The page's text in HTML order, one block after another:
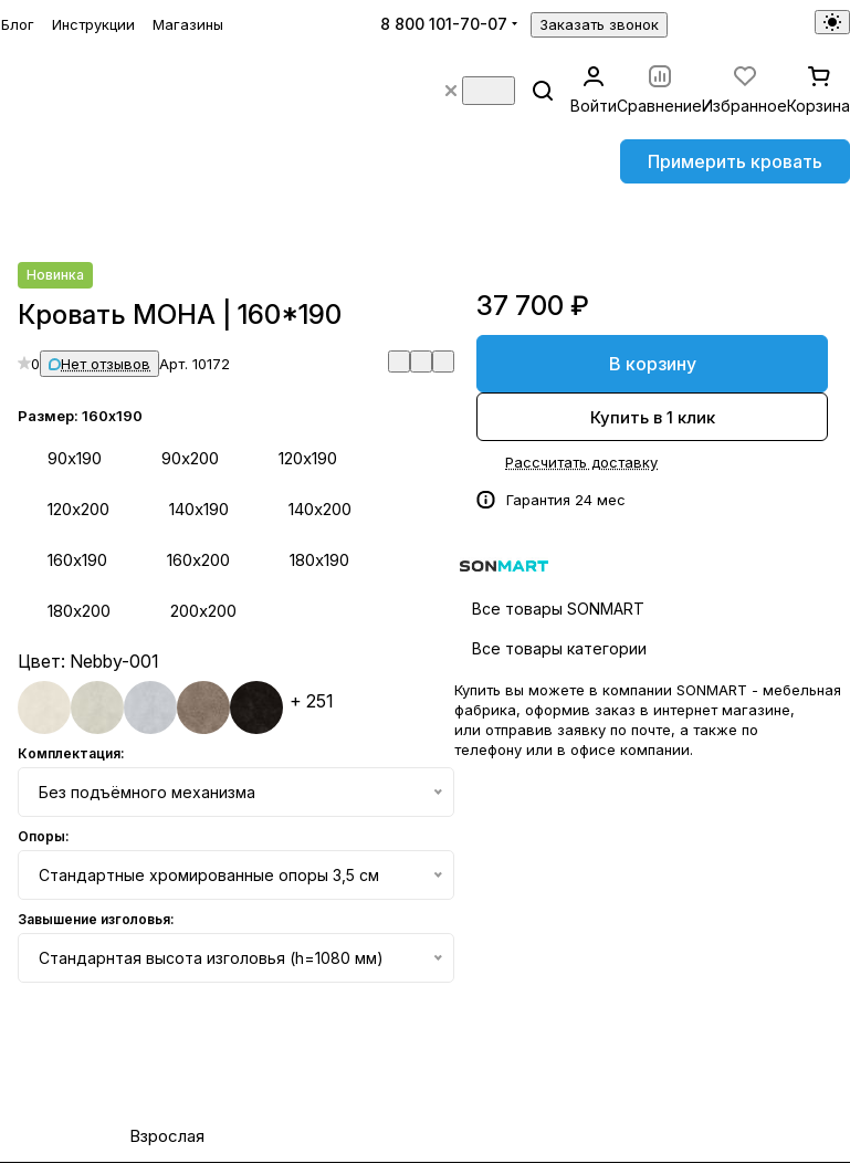
Блог Инструкции Магазины 8 800 101-70-07 Заказать звонок
ВойтиСравнениеИзбранноеКорзина
Примерить кровать
Новинка
Кровать МОНА | 160*190
0 Нет отзывов Арт.10172
Размер:160х190
90х190 90х200 120х190
120х200 140х190 140х200
160х190 160х200 180х190
180х200 200х200
Цвет: Nebby-001
+ 251
Комплектация:
Без подъёмного механизма
Опоры:
Стандартные хромированные опоры 3,5 см
Завышение изголовья:
Стандарнтая высота изголовья (h=1080 мм)
37 700 ₽
В корзину
Купить в 1 клик
Рассчитать доставку
Гарантия 24 мес
Все товары SONMART
Все товары категории
Купить вы можете в компании SONMART - мебельная
фабрика, оформив заказ в интернет магазине,
или отправив заявку по почте, а также по
телефону или в офисе компании.
Взрослая